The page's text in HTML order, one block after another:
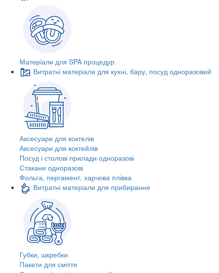
Матеріали для SPA процедур
Витратні матеріали для кухні, бару, посуд одноразовий
Аксесуари для коктелів
Аксесуари для коктейлів
Посуд і столові прилади одноразові
Стакани одноразові
Фольга, пергамент, харчова плівка
Витратні матеріали для прибирання
Губки, шкребки
Пакети для сміття